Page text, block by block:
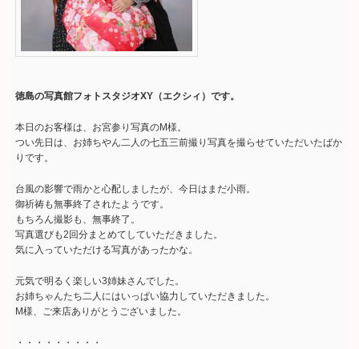
徳島の写真館フォトスタジオXY（エクシィ）です。
本日のお客様は、お宮参り写真のM様。
つい先日は、お姉ちやん二人の七五三前撮り写真を撮らせていただいたばか
りです。
台風の影響で雨かと心配しましたが、今日はまだ小雨。
御祈祷も無事終了されたようです。
もちろん撮影も、無事終了。
写真選びも2回分まとめてしていただきました。
気に入っていただける写真があったかな。
元気で明るく楽しい3姉妹さんでした。
お姉ちゃんたち二人にはいっぱい協力していただきました。
M様、ご来店ありがとうございました。
・・・・・・・・・